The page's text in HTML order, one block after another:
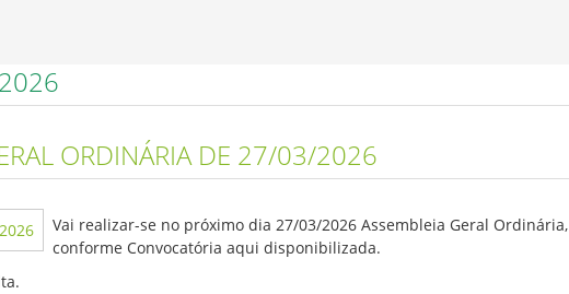
ORDINÁRIA DE 27/03/2026
Vai realizar-se no próximo dia 27/03/2026 Assembleia Geral Ordinária,
conforme Convocatória aqui disponibilizada.